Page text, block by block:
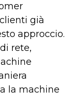
già
approccio.
rete,
la machine